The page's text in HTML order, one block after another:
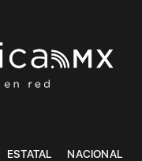
ESTATAL NACIONAL